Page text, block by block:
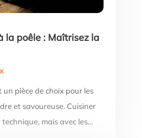
la poêle : Maîtrisez la
pièce de choix pour les
et savoureuse. Cuisiner
mais avec les...